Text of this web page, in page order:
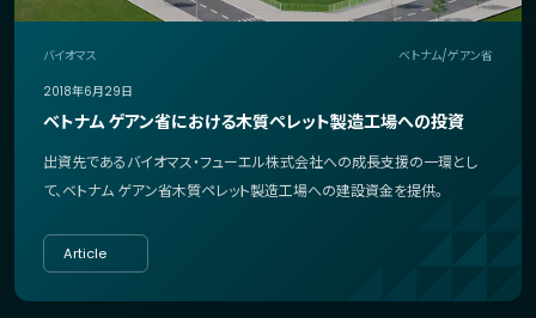
バイオマス
ベトナム/ゲアン省
2018年6月29日
ベトナム ゲアン省における木質ペレット製造工場への投資
出資先であるバイオマス・フューエル株式会社への成長支援の一環とし
て、ベトナム ゲアン省木質ペレット製造工場への建設資金を提供。
Article